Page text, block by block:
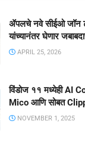
ॲपलचे नवे सीईओ जॉन
यांच्यानंतर घेणार
APRIL 25, 2026
विंडोज ११ मध्येही AI
Mico आणि सोबत
NOVEMBER 1, 2025